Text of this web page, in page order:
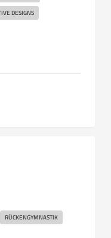
DESIGNS
RÜCKENGYMNASTIK